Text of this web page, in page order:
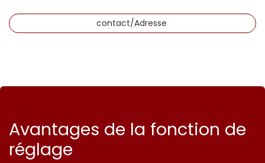
contact/Adresse
Avantages de la fonction de
réglage